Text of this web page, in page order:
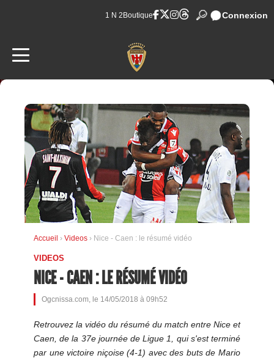
1 N 2 Boutique Connexion
Accueil › Videos › Nice - Caen : le résumé vidéo
VIDEOS
NICE - CAEN : LE RÉSUMÉ VIDÉO
Ogcnissa.com, le 14/05/2018 à 09h52
Retrouvez la vidéo du résumé du match entre Nice et
Caen, de la 37e journée de Ligue 1, qui s'est terminé
par une victoire niçoise (4-1) avec des buts de Mario